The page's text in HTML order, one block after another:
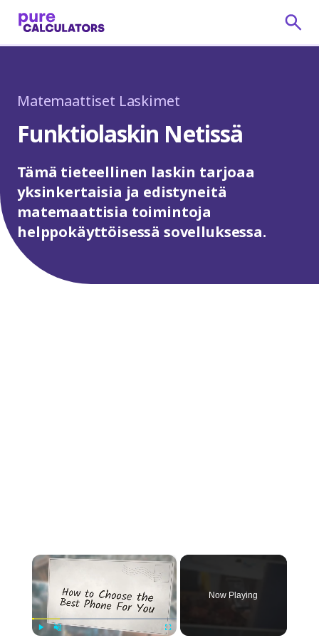
Matemaattiset Laskimet
Funktiolaskin Netissä
Tämä tieteellinen laskin tarjoaa
yksinkertaisia ja edistyneitä
matemaattisia toimintoja
helppokäyttöisessä sovelluksessa.
×
Now Playing